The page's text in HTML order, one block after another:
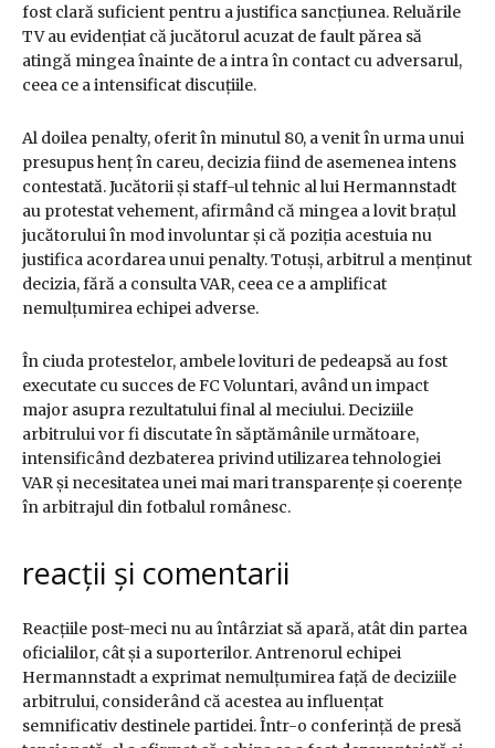
fost clară suficient pentru a justifica sancțiunea. Reluările
TV au evidențiat că jucătorul acuzat de fault părea să
atingă mingea înainte de a intra în contact cu adversarul,
ceea ce a intensificat discuțiile.
Al doilea penalty, oferit în minutul 80, a venit în urma unui
presupus henț în careu, decizia fiind de asemenea intens
contestată. Jucătorii și staff-ul tehnic al lui Hermannstadt
au protestat vehement, afirmând că mingea a lovit brațul
jucătorului în mod involuntar și că poziția acestuia nu
justifica acordarea unui penalty. Totuși, arbitrul a menținut
decizia, fără a consulta VAR, ceea ce a amplificat
nemulțumirea echipei adverse.
În ciuda protestelor, ambele lovituri de pedeapsă au fost
executate cu succes de FC Voluntari, având un impact
major asupra rezultatului final al meciului. Deciziile
arbitrului vor fi discutate în săptămânile următoare,
intensificând dezbaterea privind utilizarea tehnologiei
VAR și necesitatea unei mai mari transparențe și coerențe
în arbitrajul din fotbalul românesc.
reacții și comentarii
Reacțiile post-meci nu au întârziat să apară, atât din partea
oficialilor, cât și a suporterilor. Antrenorul echipei
Hermannstadt a exprimat nemulțumirea față de deciziile
arbitrului, considerând că acestea au influențat
semnificativ destinele partidei. Într-o conferință de presă